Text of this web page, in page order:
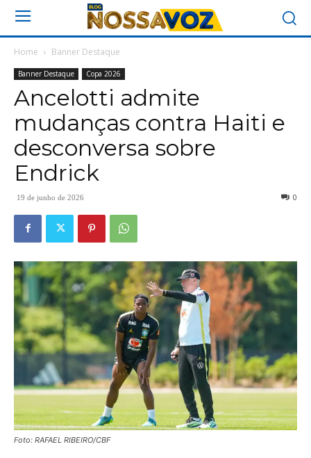
Home Banner Destaque
Banner Destaque Copa 2026
Ancelotti admite
mudanças contra Haiti e
desconversa sobre
Endrick
19 de junho de 2026 0
Foto: RAFAEL RIBEIRO/CBF